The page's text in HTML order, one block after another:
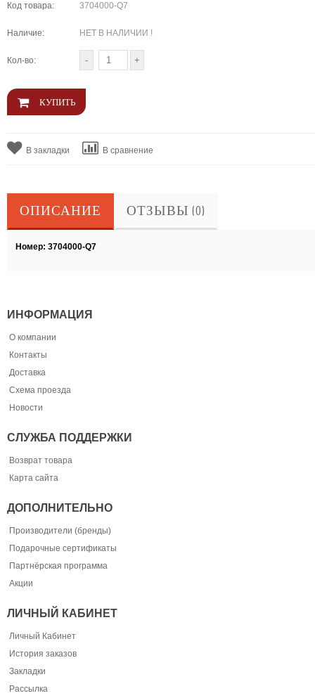
Код товара: 3704000-Q7
Наличие: НЕТ В НАЛИЧИИ !
Кол-во:
В закладки В сравнение
ОПИСАНИЕ ОТЗЫВЫ (0)
Номер: 3704000-Q7
ИНФОРМАЦИЯ
О компании
Контакты
Доставка
Схема проезда
Новости
СЛУЖБА ПОДДЕРЖКИ
Возврат товара
Карта сайта
ДОПОЛНИТЕЛЬНО
Производители (бренды)
Подарочные сертификаты
Партнёрская программа
Акции
ЛИЧНЫЙ КАБИНЕТ
Личный Кабинет
История заказов
Закладки
Рассылка